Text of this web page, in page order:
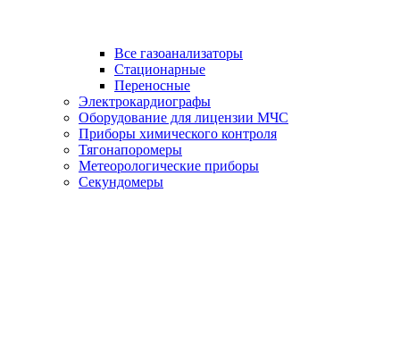
Все газоанализаторы
Cтационарные
Переносные
Электрокардиографы
Оборудование для лицензии МЧС
Приборы химического контроля
Тягонапоромеры
Метеорологические приборы
Секундомеры